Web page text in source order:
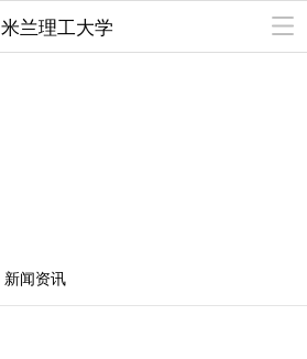
米兰理工大学
新闻资讯